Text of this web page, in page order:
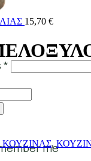
*
me
15,70 €
ΚΟΥΖΙΝΑΣ,